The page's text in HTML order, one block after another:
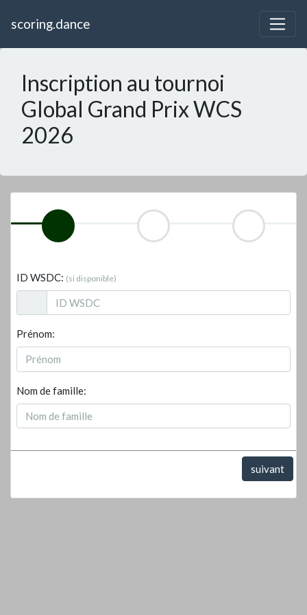
scoring.dance
Inscription au tournoi
Global Grand Prix WCS
2026
ID WSDC: (si disponible)
Prénom:
Nom de famille:
suivant